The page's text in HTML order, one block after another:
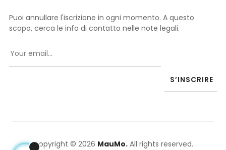
Puoi annullare l'iscrizione in ogni momento. A questo
scopo, cerca le info di contatto nelle note legali.
S’INSCRIRE
Copyright © 2026 MauMo.All rights reserved.